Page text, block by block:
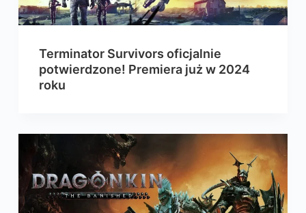
Terminator Survivors oficjalnie
potwierdzone! Premiera już w 2024
roku